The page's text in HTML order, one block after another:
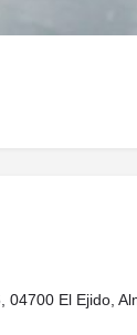
04700 El Ejido,